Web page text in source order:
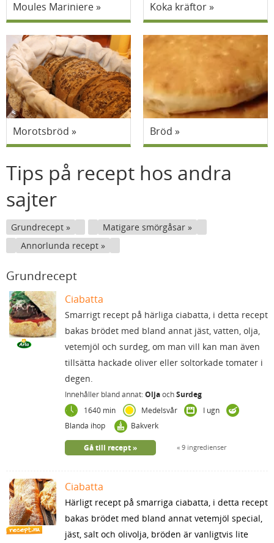
Moules Mariniere Koka kräftor
Morotsbröd Bröd
Tips på recept hos andra
sajter
Grundrecept
Matigare smörgåsar
Annorlunda recept
Grundrecept
Ciabatta
Smarrigt recept på härliga ciabatta, i detta recept
bakas brödet med bland annat jäst, vatten, olja,
vetemjöl och surdeg, om man vill kan man även
tillsätta hackade oliver eller soltorkade tomater i
degen.
Innehåller bland annat:OljaochSurdeg
1640 min
Medelsvår
I ugn
Blanda ihop
Bakverk
9 ingredienser
Gå till recept
Ciabatta
Härligt recept på smarriga ciabatta, i detta recept
bakas brödet med bland annat vetemjöl special,
jäst, salt och olivolja, bröden är vanligtvis lite